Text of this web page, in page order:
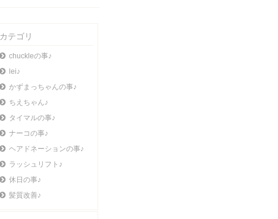
カテゴリ
chuckleの事♪
lei♪
かずまっちゃんの事♪
ちえちゃん♪
タイマルの事♪
ナーコの事♪
ヘアドネーションの事♪
ラッシュリフト♪
休日の事♪
髪質改善♪